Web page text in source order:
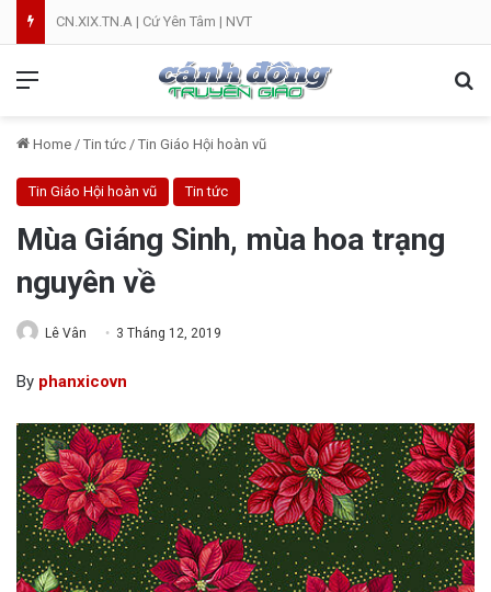
CN.XIX.TN.A | Cứ Yên Tâm | NVT
Home / Tin tức / Tin Giáo Hội hoàn vũ
Tin Giáo Hội hoàn vũ Tin tức
Mùa Giáng Sinh, mùa hoa trạng
nguyên về
Lê Vân 3 Tháng 12, 2019
By phanxicovn